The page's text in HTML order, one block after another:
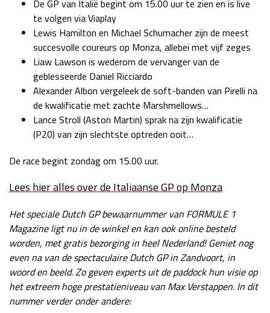
De GP van Italië begint om 15.00 uur te zien en is live
te volgen via Viaplay
Lewis Hamilton en Michael Schumacher zijn de meest
succesvolle coureurs op Monza, allebei met vijf zeges
Liaw Lawson is wederom de vervanger van de
geblesseerde Daniel Ricciardo
Alexander Albon vergeleek de soft-banden van Pirelli na
de kwalificatie met zachte Marshmellows…
Lance Stroll (Aston Martin) sprak na zijn kwalificatie
(P20) van zijn slechtste optreden ooit…
De race begint zondag om 15.00 uur.
Lees hier alles over de Italiaanse GP op Monza
Het speciale Dutch GP bewaarnummer van FORMULE 1
Magazine ligt nu in de winkel en kan ook online besteld
worden, met gratis bezorging in heel Nederland! Geniet nog
even na van de spectaculaire Dutch GP in Zandvoort, in
woord en beeld. Zo geven experts uit de paddock hun visie op
het extreem hoge prestatieniveau van Max Verstappen. In dit
nummer verder onder andere: